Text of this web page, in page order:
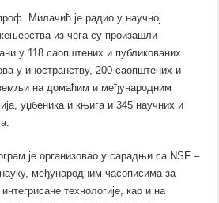
Милачић је радио у научној
из чега су произашли
у 118 саопштених и публикованих
у иностранству, 200 саопштених и
на домаћим и међународним
уџбеника и књига и 345 научних и
је организовао у сарадњи са NSF –
међународним часописима за
технологије, као и на